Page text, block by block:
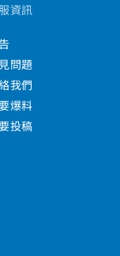
資訊
問題
我們
爆料
投稿